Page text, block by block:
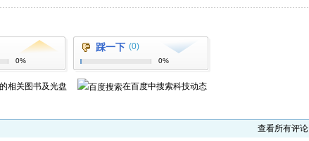
0%
踩一下 (0)
0%
相关图书及光盘 在百度中搜索科技动态
查看所有评论